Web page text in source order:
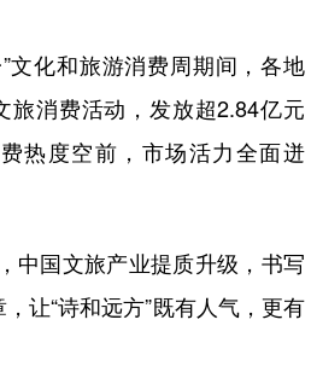
化和旅游消费周期间，各地
旅消费活动，发放超2.84亿元
热度空前，市场活力全面迸
中国文旅产业提质升级，书写
让“诗和远方”既有人气，更有